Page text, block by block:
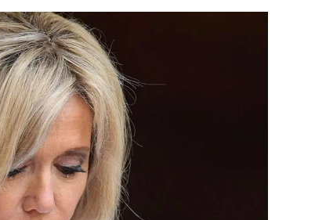
» – Poutine
dans un
Grand
à Moscou
d’escargots